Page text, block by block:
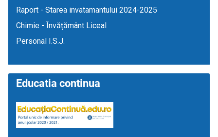
Raport - Starea invatamantului 2024-2025
Chimie - Învățământ Liceal
Personal I.S.J.
Educatia continua